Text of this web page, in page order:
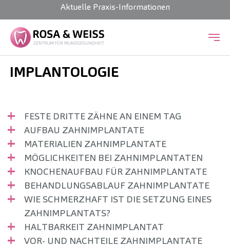
Zum Hauptinhalt springen
Aktuelle Praxis-Informationen
IMPLANTOLOGIE
FESTE DRITTE ZÄHNE AN EINEM TAG
AUFBAU ZAHNIMPLANTATE
MATERIALIEN ZAHNIMPLANTATE
MÖGLICHKEITEN BEI ZAHNIMPLANTATEN
KNOCHENAUFBAU FÜR ZAHNIMPLANTATE
BEHANDLUNGSABLAUF ZAHNIMPLANTATE
WIE SCHMERZHAFT IST DIE SETZUNG EINES
ZAHNIMPLANTATS?
HALTBARKEIT ZAHNIMPLANTAT
VOR- UND NACHTEILE ZAHNIMPLANTATE